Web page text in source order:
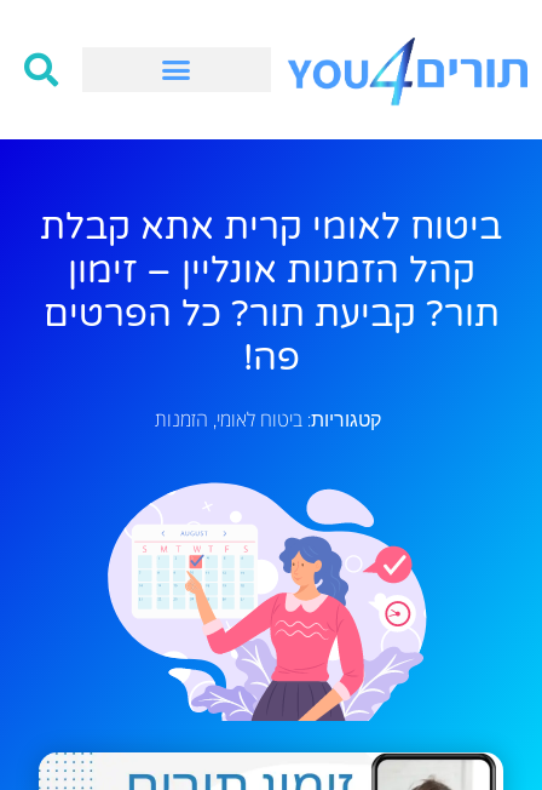
ביטוח לאומי קרית אתא קבלת
קהל הזמנות אונליין – זימון
תור? קביעת תור? כל הפרטים
פה!
קטגוריות: ביטוח לאומי, הזמנות